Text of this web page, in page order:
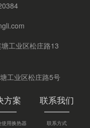
工业区松庄路13
工业区松庄路5号
方案
用换热器
联系我们
联系方式